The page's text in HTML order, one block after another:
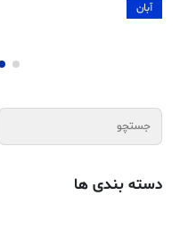
آبان
جستجو
دسته بندی ها